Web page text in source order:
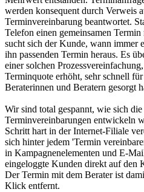
werden konsequent durch Verweis
Terminvereinbarung beantwortet.
Telefon einen gemeinsamen
sucht sich der Kunde, wann immer
ihn passenden Termin heraus. Es
einer solchen
Terminquote erhöht, sehr schnell
Beraterinnen und Beratern gesorgt
Wir sind total gespannt, wie sich
Terminvereinbarungen entwickeln
Schritt hart in der Internet-Filiale
sich hinter jedem 'Termin
in Kampagnenelementen und E-
eingeloggte Kunden direkt auf den
Der Termin mit dem Berater ist
Klick entfernt.